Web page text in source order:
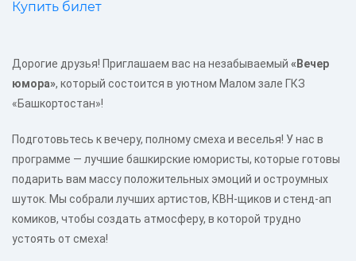
Купить билет
Дорогие друзья! Приглашаем вас на незабываемый «Вечер
юмора», который состоится в уютном Малом зале ГКЗ
«Башкортостан»!
Подготовьтесь к вечеру, полному смеха и веселья! У нас в
программе — лучшие башкирские юмористы, которые готовы
подарить вам массу положительных эмоций и остроумных
шуток. Мы собрали лучших артистов, КВН-щиков и стенд-ап
комиков, чтобы создать атмосферу, в которой трудно
устоять от смеха!